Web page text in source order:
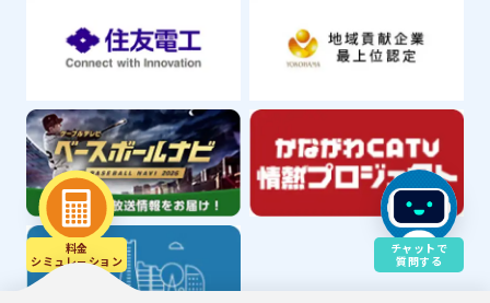
料金
シミュレ－ション
チャットで
質問する